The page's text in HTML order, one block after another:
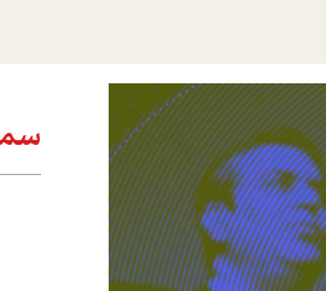
تقویم دیواری